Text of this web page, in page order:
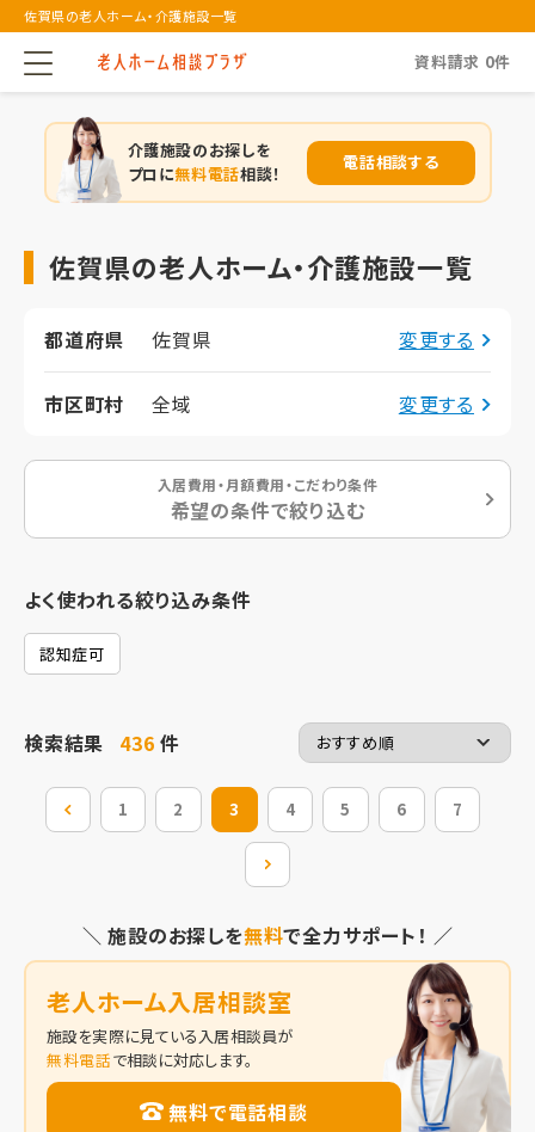
佐賀県の老人ホーム・介護施設一覧
資料請求 0件
介護施設のお探しを
プロに無料電話相談！
電話相談する
佐賀県の老人ホーム・介護施設一覧
都道府県 佐賀県 変更する
市区町村 全域 変更する
入居費用・月額費用・こだわり条件
希望の条件で絞り込む
よく使われる絞り込み条件
認知症可
検索結果 436件
前の20件
1 2 3 4 5 6 7
＼ 施設のお探しを無料で全力サポート！ ／
老人ホーム入居相談室
施設を実際に見ている入居相談員が
無料電話で相談に対応します。
無料で電話相談